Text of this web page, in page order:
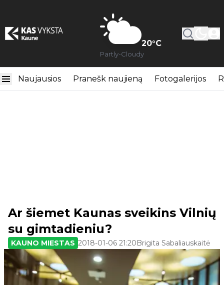
20°C
Partly-Cloudy
Naujausios Pranešk naujieną Fotogalerijos
Ar šiemet Kaunas sveikins Vilnių
su gimtadieniu?
KAUNO MIESTAS 2018-01-06 21:20Brigita Sabaliauskaitė